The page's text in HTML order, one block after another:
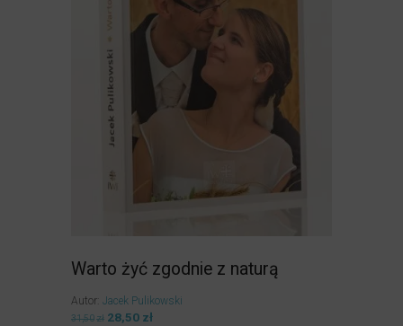
Warto żyć zgodnie z naturą
Autor: Jacek Pulikowski
31,50zł Pierwotna
28,50 złAktualna